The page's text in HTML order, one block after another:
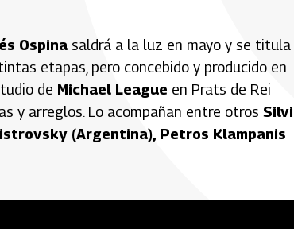
Ospina saldrá a la luz en mayo y se titula
etapas, pero concebido y producido en
de Michael League en Prats de Rei
y arreglos. Lo acompañan entre otros
(Argentina), Petros Klampanis